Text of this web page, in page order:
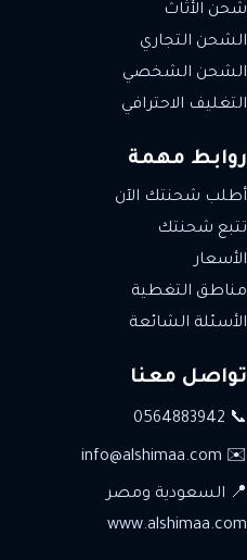
شحن الأثاث
الشحن التجاري
الشحن الشخصي
التغليف الاحترافي
روابط مهمة
أطلب شحنتك الآن
تتبع شحنتك
الأسعار
مناطق التغطية
الأسئلة الشائعة
تواصل معنا
📞 0564883942
✉️ info@alshimaa.com
📍 السعودية ومصر
www.alshimaa.com